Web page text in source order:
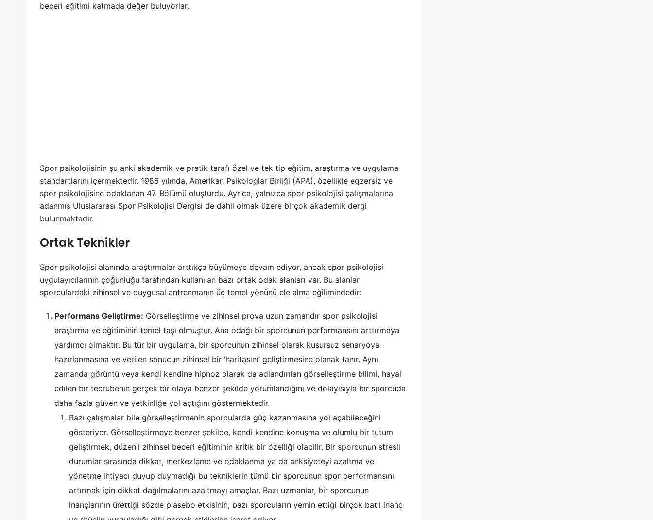
beceri eğitimi katmada değer buluyorlar.
Spor psikolojisinin şu anki akademik ve pratik tarafı özel ve tek tip eğitim, araştırma ve uygulama
standartlarını içermektedir. 1986 yılında, Amerikan Psikologlar Birliği (APA), özellikle egzersiz ve
spor psikolojisine odaklanan 47. Bölümü oluşturdu. Ayrıca, yalnızca spor psikolojisi çalışmalarına
adanmış Uluslararası Spor Psikolojisi Dergisi de dahil olmak üzere birçok akademik dergi
bulunmaktadır.
Ortak Teknikler
Spor psikolojisi alanında araştırmalar arttıkça büyümeye devam ediyor, ancak spor psikolojisi
uygulayıcılarının çoğunluğu tarafından kullanılan bazı ortak odak alanları var. Bu alanlar
sporculardaki zihinsel ve duygusal antrenmanın üç temel yönünü ele alma eğilimindedir:
Performans Geliştirme: Görselleştirme ve zihinsel prova uzun zamandır spor psikolojisi
araştırma ve eğitiminin temel taşı olmuştur. Ana odağı bir sporcunun performansını arttırmaya
yardımcı olmaktır. Bu tür bir uygulama, bir sporcunun zihinsel olarak kusursuz senaryoya
hazırlanmasına ve verilen sonucun zihinsel bir ‘haritasını’ geliştirmesine olanak tanır. Aynı
zamanda görüntü veya kendi kendine hipnoz olarak da adlandırılan görselleştirme bilimi, hayal
edilen bir tecrübenin gerçek bir olaya benzer şekilde yorumlandığını ve dolayısıyla bir sporcuda
daha fazla güven ve yetkinliğe yol açtığını göstermektedir.
Bazı çalışmalar bile görselleştirmenin sporcularda güç kazanmasına yol açabileceğini
gösteriyor. Görselleştirmeye benzer şekilde, kendi kendine konuşma ve olumlu bir tutum
geliştirmek, düzenli zihinsel beceri eğitiminin kritik bir özelliği olabilir. Bir sporcunun stresli
durumlar sırasında dikkat, merkezleme ve odaklanma ya da anksiyeteyi azaltma ve
yönetme ihtiyacı duyup duymadığı bu tekniklerin tümü bir sporcunun spor performansını
artırmak için dikkat dağılmalarını azaltmayı amaçlar. Bazı uzmanlar, bir sporcunun
inançlarının ürettiği sözde plasebo etkisinin, bazı sporcuların yemin ettiği birçok batıl inanç